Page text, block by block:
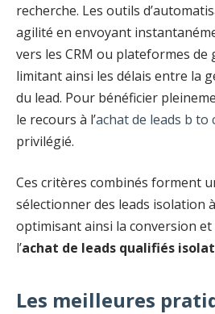
recherche. Les outils
agilité en envoyant
vers les CRM ou plateformes de
limitant ainsi les délais entre la
du lead. Pour bénéficier
le recours à l’achat de leads b to
privilégié.
Ces critères combinés forment
sélectionner des leads isolation
optimisant ainsi la conversion
l’achat de leads qualifiés
Les meilleures